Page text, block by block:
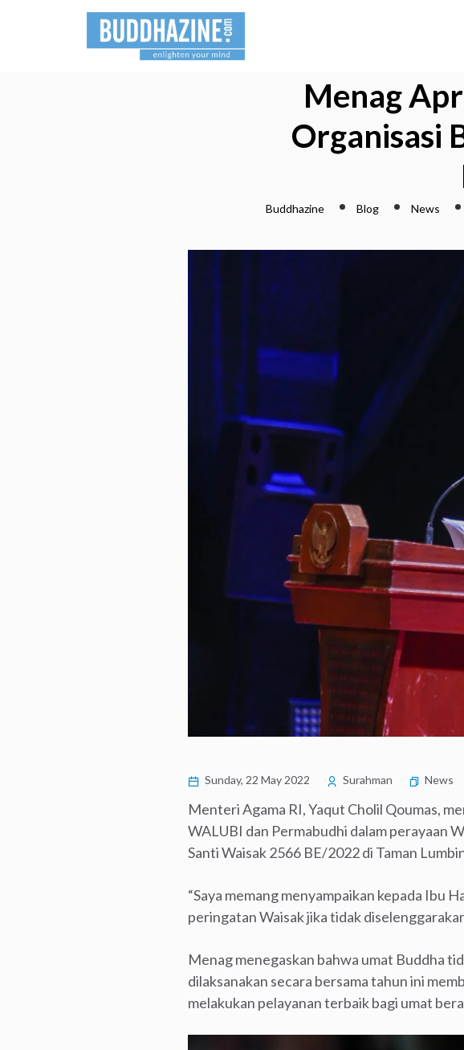
Menag
Organisasi
Buddhazine Blog News
Sunday, 22 May 2022 Surahman News
Menteri Agama RI, Yaqut Cholil Qoumas,
WALUBI dan Permabudhi dalam perayaan
Santi Waisak 2566 BE/2022 di Taman
“Saya memang menyampaikan kepada Ibu
peringatan Waisak jika tidak
Menag menegaskan bahwa umat Buddha
dilaksanakan secara bersama tahun ini
melakukan pelayanan terbaik bagi umat